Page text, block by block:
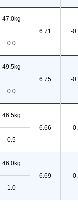
47.0kg
6.71
-
0.0
49.5kg
6.75
-
0.0
46.5kg
6.66
-
0.5
46.0kg
6.69
-
1.0